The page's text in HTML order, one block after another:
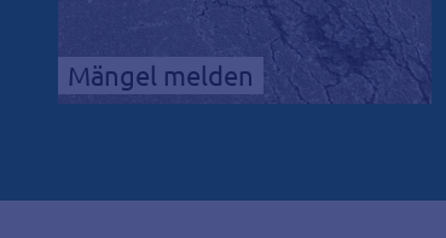
Mängel melden